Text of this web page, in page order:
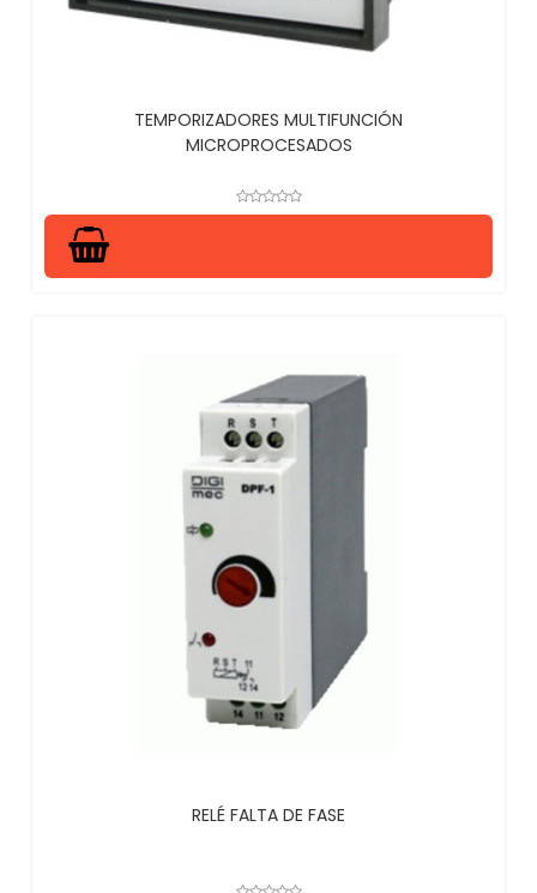
TEMPORIZADORES MULTIFUNCIÓN
MICROPROCESADOS
RELÉ FALTA DE FASE